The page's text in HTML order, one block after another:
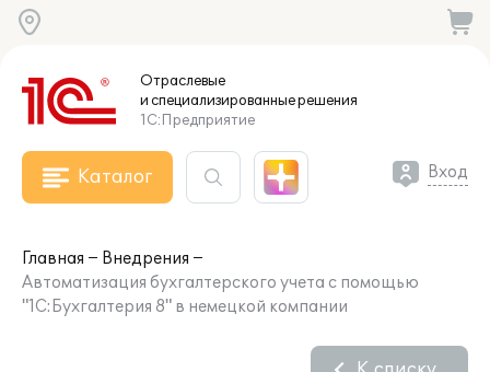
Отраслевые
и специализированныерешения
1С:Предприятие
Каталог Вход
Главная
Внедрения
Автоматизация бухгалтерского учета с помощью
"1С:Бухгалтерия 8" в немецкой компании